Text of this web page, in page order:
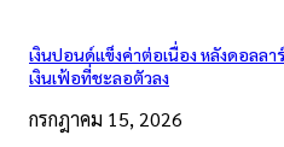
เงินปอนด์แข็งค่าต่อเนื่อง หลังดอลล
เงินเฟ้อที่ชะลอตัวลง
กรกฎาคม 15, 2026